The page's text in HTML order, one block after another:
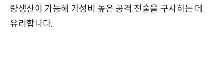
량생산이 가능해 가성비 높은 공격 전술을 구사하는 데
유리합니다.